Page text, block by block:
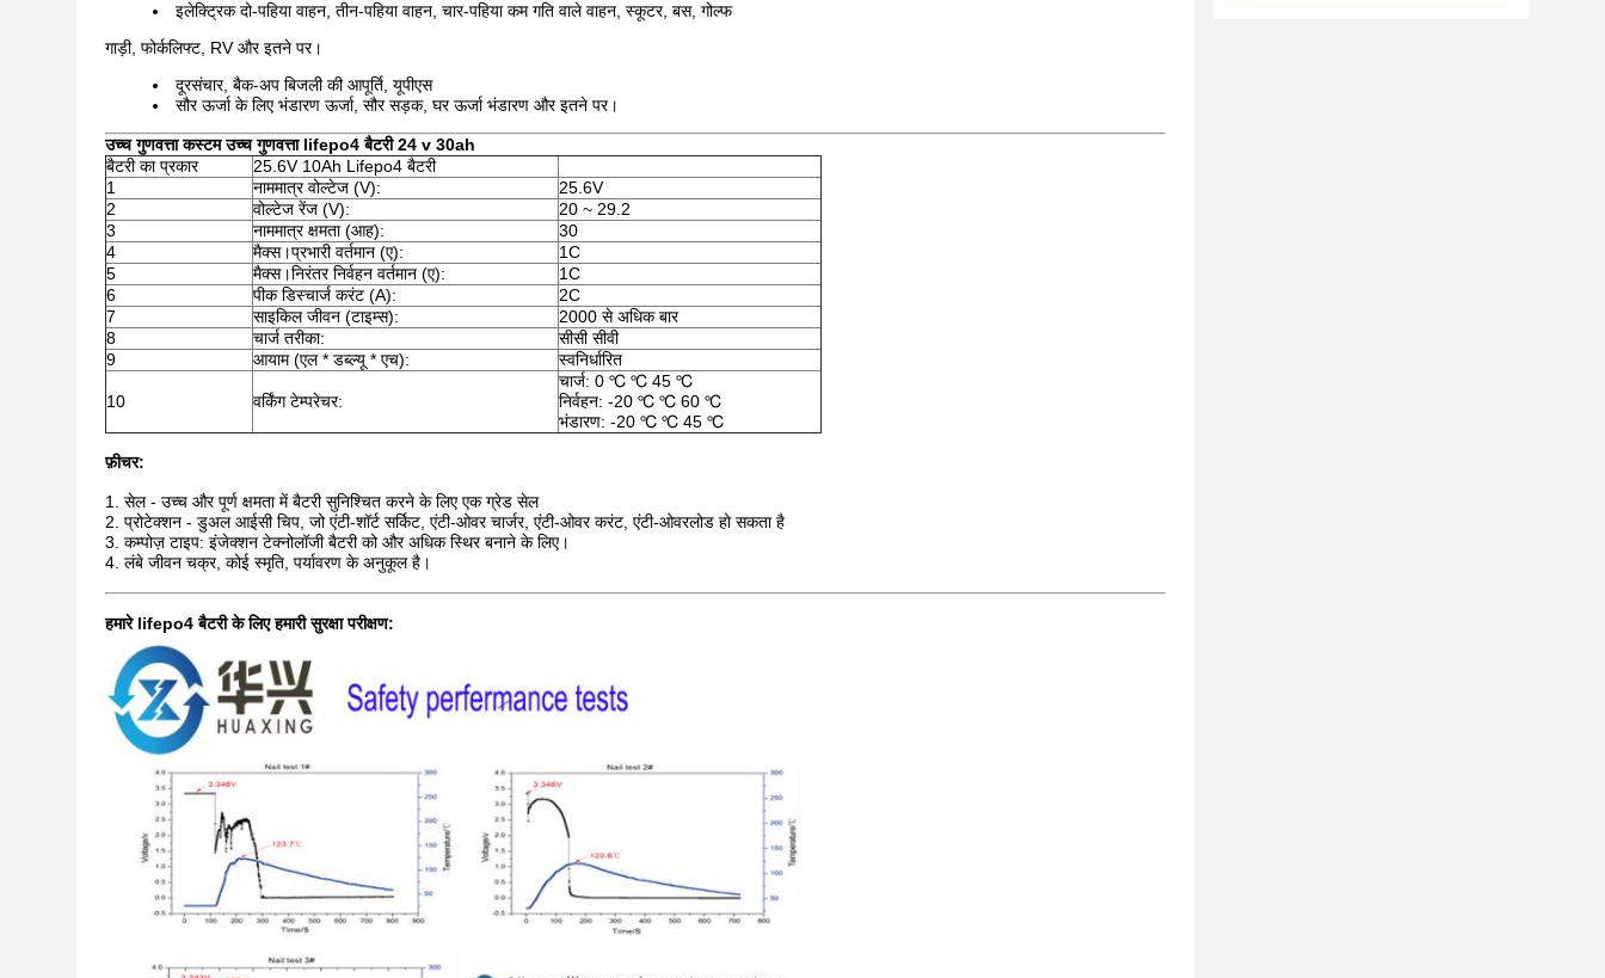
इलेक्ट्रिक दो-पहिया वाहन, तीन-पहिया वाहन, चार-पहिया कम गति वाले वाहन, स्कूटर, बस, गोल्फ
गाड़ी, फोर्कलिफ्ट, RV और इतने पर।
दूरसंचार, बैक-अप बिजली की आपूर्ति, यूपीएस
सौर ऊर्जा के लिए भंडारण ऊर्जा, सौर सड़क, घर ऊर्जा भंडारण और इतने पर।
उच्च गुणवत्ता कस्टम उच्च गुणवत्ता lifepo4 बैटरी 24 v 30ah
बैटरी का प्रकार
25.6V 10Ah Lifepo4 बैटरी
1
नाममात्र वोल्टेज (V):
25.6V
2
वोल्टेज रेंज (V):
20 ~ 29.2
3
नाममात्र क्षमता (आह):
30
4
मैक्स।प्रभारी वर्तमान (ए):
1C
5
मैक्स।निरंतर निर्वहन वर्तमान (ए):
1C
6
पीक डिस्चार्ज करंट (A):
2C
7
साइकिल जीवन (टाइम्स):
2000 से अधिक बार
8
चार्ज तरीका:
सीसी सीवी
9
आयाम (एल * डब्ल्यू * एच): स्वनिर्धारित
10 वर्किंग टेम्परेचर:
चार्ज: 0 ℃ ℃ 45 ℃
निर्वहन: -20 ℃ ℃ 60 ℃
भंडारण: -20 ℃ ℃ 45 ℃
फ़ीचर:
1. सेल - उच्च और पूर्ण क्षमता में बैटरी सुनिश्चित करने के लिए एक ग्रेड सेल
2. प्रोटेक्शन - डुअल आईसी चिप, जो एंटी-शॉर्ट सर्किट, एंटी-ओवर चार्जर, एंटी-ओवर करंट, एंटी-ओवरलोड हो सकता है
3. कम्पोज़ टाइप: इंजेक्शन टेक्नोलॉजी बैटरी को और अधिक स्थिर बनाने के लिए।
4. लंबे जीवन चक्र, कोई स्मृति, पर्यावरण के अनुकूल है।
हमारे lifepo4 बैटरी के लिए हमारी सुरक्षा परीक्षण: